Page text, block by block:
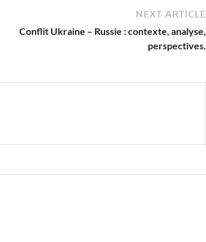
NEXT ARTICLE
Conflit Ukraine – Russie : contexte, analyse,
perspectives.